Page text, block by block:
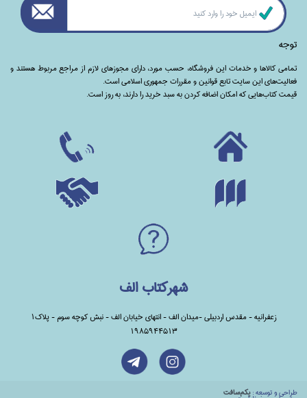
توجه
تمامی‌ کالاها و خدمات این فروشگاه، حسب مورد،‌ دارای مجوزهای لازم از مراجع مربوط هستند ‌و‌‌
فعالیت‌های این سایت تابع قوانین و مقررات جمهوری اسلامی است.
قیمت کتاب‌هایی که امکان اضافه کردن به سبد خرید را دارند،‌ به روز است.
شهرکتاب الف
زعفرانیه - مقدس اردبیلی -میدان الف - انتهای خیابان الف - نبش کوچه سوم - پلاک1
1985944513
طراحي و توسعه : يكم‌سافت